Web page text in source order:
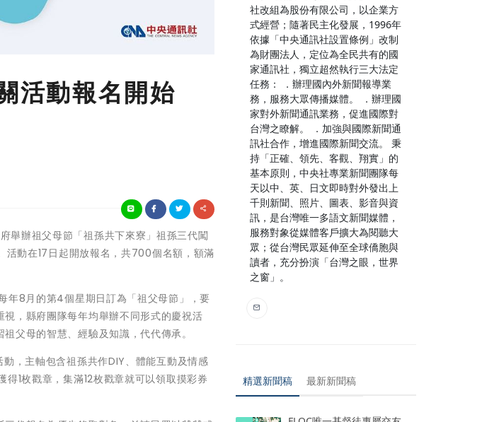
活動報名開始
舉辦祖父母節「祖孫共下來寮」祖孫三代闖
活動在17日起開放報名，共700個名額，額滿
年8月的第4個星期日訂為「祖父母節」，要
，縣府團隊每年均舉辦不同形式的慶祝活
父母的智慧、經驗及知識，代代傳承。
，主軸包含祖孫共作DIY、體能互動及情感
1枚戳章，集滿12枚戳章就可以領取摸彩券
社改組為股份有限公司，以企業方
式經營；隨著民主化發展，1996年
依據「中央通訊社設置條例」改制
為財團法人，定位為全民共有的國
家通訊社，獨立超然執行三大法定
任務： ．辦理國內外新聞報導業
務，服務大眾傳播媒體。 ．辦理國
家對外新聞通訊業務，促進國際對
台灣之瞭解。 ．加強與國際新聞通
訊社合作，增進國際新聞交流。 秉
持「正確、領先、客觀、翔實」的
基本原則，中央社專業新聞團隊每
天以中、英、日文即時對外發出上
千則新聞、照片、圖表、影音與資
訊，是台灣唯一多語文新聞媒體，
服務對象從媒體客戶擴大為閱聽大
眾；從台灣民眾延伸至全球僑胞與
讀者，充分扮演「台灣之眼，世界
之窗」。
精選新聞稿 最新新聞稿